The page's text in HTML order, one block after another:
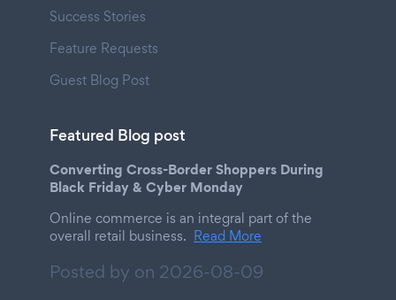
Success Stories
Feature Requests
Guest Blog Post
Featured Blog post
Converting Cross-Border Shoppers During
Black Friday & Cyber Monday
Online commerce is an integral part of the
overall retail business. Read More
Posted by on 2026-08-09